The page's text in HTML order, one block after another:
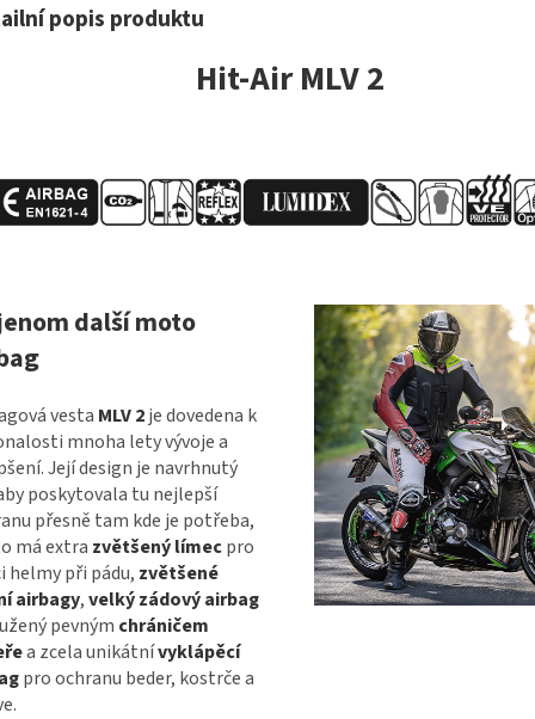
popis produktu
Hit-Air MLV 2
další moto
vesta MLV 2je dovedena k
mnoha lety vývoje a
Její design je navrhnutý
poskytovala tu nejlepší
přesně tam kde je potřeba,
má extra zvětšený límecpro
helmy při pádu, zvětšené
airbagy,velký zádový airbag
pevným chráničem
a zcela unikátnívyklápěcí
pro ochranu beder, kostrče a